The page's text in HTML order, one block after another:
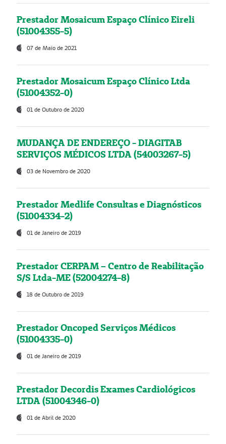
Prestador Mosaicum Espaço Clínico Eireli
(51004355-5)
07 de Maio de 2021
Prestador Mosaicum Espaço Clínico Ltda
(51004352-0)
01 de Outubro de 2020
MUDANÇA DE ENDEREÇO - DIAGITAB
SERVIÇOS MÉDICOS LTDA (54003267-5)
03 de Novembro de 2020
Prestador Medlife Consultas e Diagnósticos
(51004334-2)
01 de Janeiro de 2019
Prestador CERPAM – Centro de Reabilitação
S/S Ltda-ME (52004274-8)
18 de Outubro de 2019
Prestador Oncoped Serviços Médicos
(51004335-0)
01 de Janeiro de 2019
Prestador Decordis Exames Cardiológicos
LTDA (51004346-0)
01 de Abril de 2020